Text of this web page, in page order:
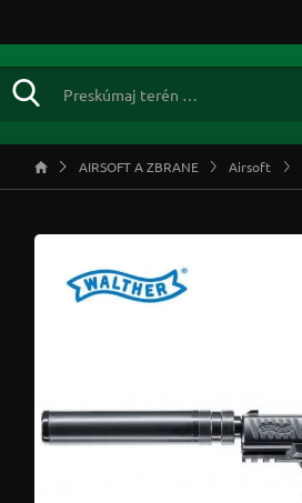
AIRSOFT A ZBRANE Airsoft